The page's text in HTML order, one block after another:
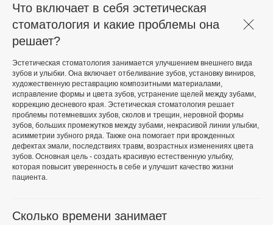
Что включает в себя эстетическая
стоматология и какие проблемы она
решает?
Эстетическая стоматология занимается улучшением внешнего вида
зубов и улыбки. Она включает отбеливание зубов, установку виниров,
художественную реставрацию композитными материалами,
исправление формы и цвета зубов, устранение щелей между зубами,
коррекцию десневого края. Эстетическая стоматология решает
проблемы потемневших зубов, сколов и трещин, неровной формы
зубов, больших промежутков между зубами, некрасивой линии улыбки,
асимметрии зубного ряда. Также она помогает при врожденных
дефектах эмали, последствиях травм, возрастных изменениях цвета
зубов. Основная цель - создать красивую естественную улыбку,
которая повысит уверенность в себе и улучшит качество жизни
пациента.
Сколько времени занимает